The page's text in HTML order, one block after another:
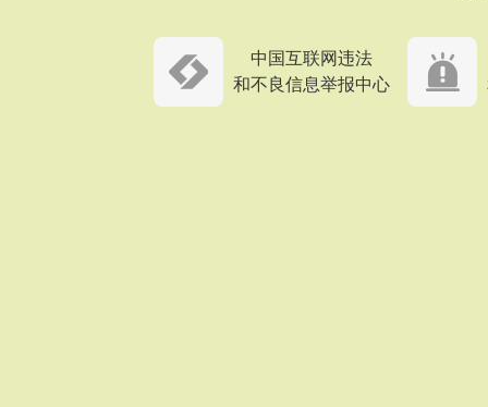
中国互联网违法
和不良信息举报中心